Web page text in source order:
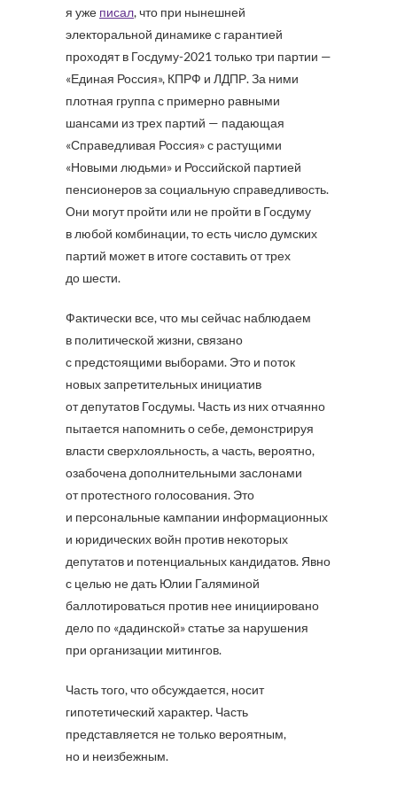
я уже писал, что при нынешней
электоральной динамике с гарантией
проходят в Госдуму-2021 только три партии —
«Единая Россия», КПРФ и ЛДПР. За ними
плотная группа с примерно равными
шансами из трех партий — падающая
«Справедливая Россия» с растущими
«Новыми людьми» и Российской партией
пенсионеров за социальную справедливость.
Они могут пройти или не пройти в Госдуму
в любой комбинации, то есть число думских
партий может в итоге составить от трех
до шести.
Фактически все, что мы сейчас наблюдаем
в политической жизни, связано
с предстоящими выборами. Это и поток
новых запретительных инициатив
от депутатов Госдумы. Часть из них отчаянно
пытается напомнить о себе, демонстрируя
власти сверхлояльность, а часть, вероятно,
озабочена дополнительными заслонами
от протестного голосования. Это
и персональные кампании информационных
и юридических войн против некоторых
депутатов и потенциальных кандидатов. Явно
с целью не дать Юлии Галяминой
баллотироваться против нее инициировано
дело по «дадинской» статье за нарушения
при организации митингов.
Часть того, что обсуждается, носит
гипотетический характер. Часть
представляется не только вероятным,
но и неизбежным.